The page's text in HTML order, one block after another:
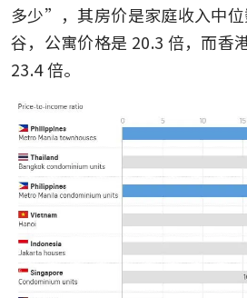
多少”，其房价是家庭收入中
谷，公寓价格是 20.3 倍，而香
23.4 倍。